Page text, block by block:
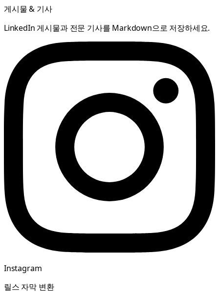
게시물 & 기사
LinkedIn 게시물과 전문 기사를 Markdown으로 저장하세요.
Instagram
릴스 자막 변환